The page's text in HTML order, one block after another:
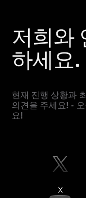
저희와
하세요.
현재 진행 상황과
의견을 주세요! -
요!
X